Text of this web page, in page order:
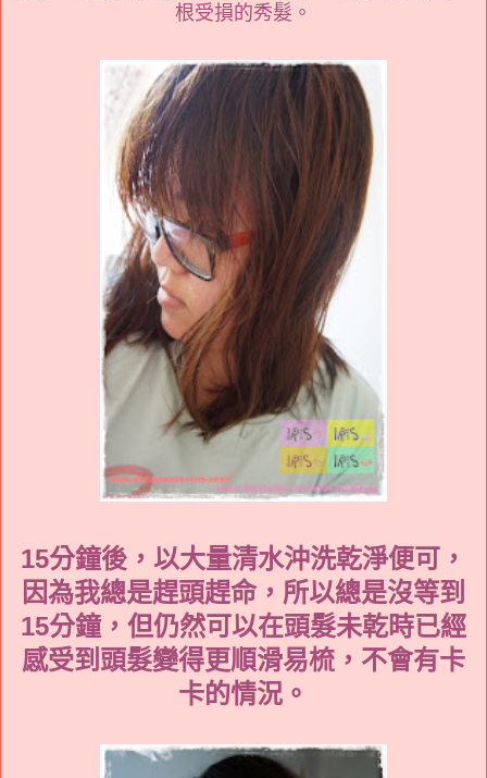
根受損的秀髮。
15分鐘後，以大量清水沖洗乾淨便可，
因為我總是趕頭趕命，所以總是沒等到
15分鐘，但仍然可以在頭髮未乾時已經
感受到頭髮變得更順滑易梳，不會有卡
卡的情況。